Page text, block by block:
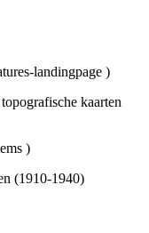
landingpage )
kaarten
)
(1910-1940)